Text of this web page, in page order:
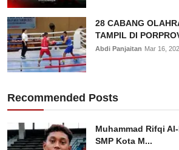
28 CABANG
TAMPIL DI
Abdi Panjaitan Mar 16,
Recommended Posts
Muhammad Rifqi
SMP Kota M...